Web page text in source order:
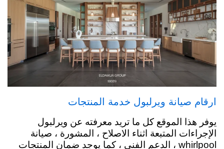
ارقام صيانة ويرلبول خدمة المنتجات
يوفر هذا الموقع كل ما تريد معرفته عن ويرلبول
الإجراءات المتبعة اثناء الاصلاح ، المشورة ، صيانة
whirlpool ، الدعم الفني ، كما يوجد ضمان المنتجات